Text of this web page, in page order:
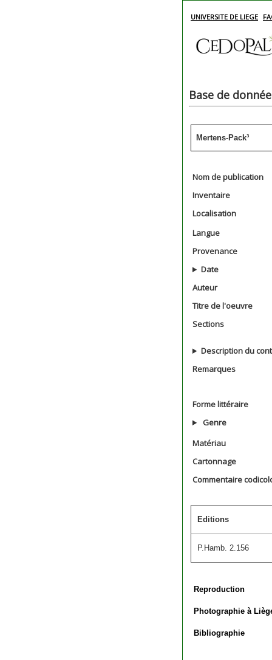
UNIVERSITE DE LIEGE
Base de
Mertens-Pack³
Nom de publication
Inventaire
Localisation
Langue
Provenance
Date
Auteur
Titre de l'oeuvre
Sections
Description du
Remarques
Forme littéraire
Genre
Matériau
Cartonnage
Commentaire
Editions
P.Hamb. 2.156
Reproduction
Photographie à
Bibliographie